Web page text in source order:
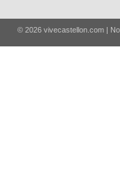
© 2026 vivecastellon.com |